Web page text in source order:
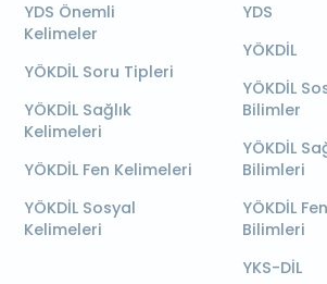
YDS Önemli
Kelimeler
YÖKDİL Soru Tipleri
YÖKDİL Sağlık
Kelimeleri
YÖKDİL Fen Kelimeleri
YÖKDİL Sosyal
Kelimeleri
YDS
YÖKDİL
YÖKDİL
Bilimler
YÖKDİL
Bilimleri
YÖKDİL Fen
Bilimleri
YKS-DİL